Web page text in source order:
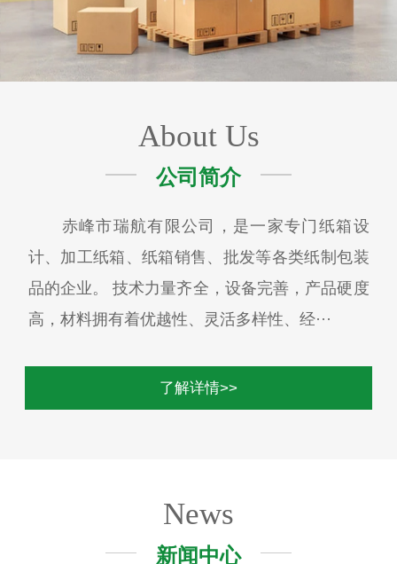
About Us
公司简介
赤峰市瑞航有限公司，是一家专门纸箱设
计、加工纸箱、纸箱销售、批发等各类纸制包装
品的企业。 技术力量齐全，设备完善，产品硬度
高，材料拥有着优越性、灵活多样性、经···
了解详情>>
News
新闻中心